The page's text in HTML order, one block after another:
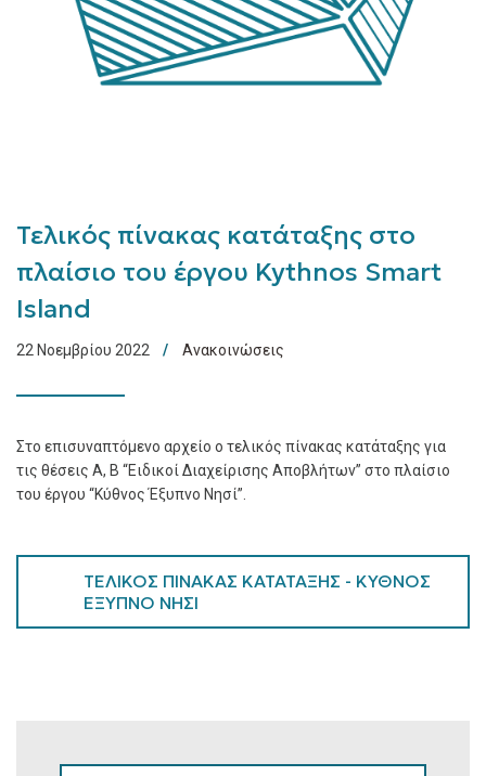
Τελικός πίνακας κατάταξης στο
πλαίσιο του έργου Kythnos Smart
Island
22 Νοεμβρίου 2022 Ανακοινώσεις
Στο επισυναπτόμενο αρχείο ο τελικός πίνακας κατάταξης για
τις θέσεις Α, Β “Ειδικοί Διαχείρισης Αποβλήτων” στο πλαίσιο
του έργου “Κύθνος Έξυπνο Νησί”.
ΤΕΛΙΚΟΣ ΠΙΝΑΚΑΣ ΚΑΤΑΤΑΞΗΣ - ΚΥΘΝΟΣ
ΕΞΥΠΝΟ ΝΗΣΙ